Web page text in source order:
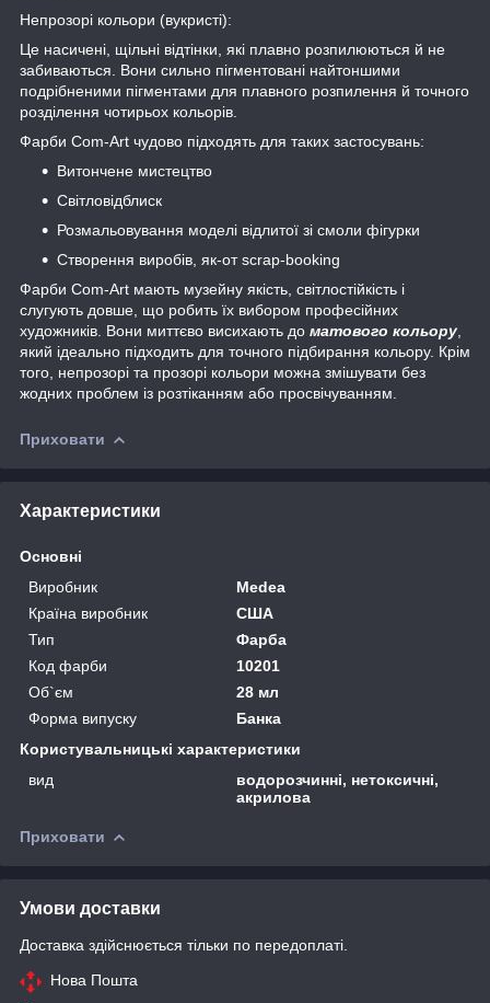
Непрозорі кольори (вукристі):
Це насичені, щільні відтінки, які плавно розпилюються й не
забиваються. Вони сильно пігментовані найтоншими
подрібненими пігментами для плавного розпилення й точного
розділення чотирьох кольорів.
Фарби Com-Art чудово підходять для таких застосувань:
Витончене мистецтво
Світловідблиск
Розмальовування моделі відлитої зі смоли фігурки
Створення виробів, як-от scrap-booking
Фарби Com-Art мають музейну якість, світлостійкість і
слугують довше, що робить їх вибором професійних
художників. Вони миттєво висихають до матового кольору
який ідеально підходить для точного підбирання кольору. Крім
того, непрозорі та прозорі кольори можна змішувати без
жодних проблем із розтіканням або просвічуванням.
Приховати
Характеристики
Основні
Виробник
Medea
Країна виробник
США
Тип
Фарба
Код фарби
10201
Об`єм
28 мл
Форма випуску
Банка
Користувальницькі характеристики
вид
водорозчинні, нетоксичні,
акрилова
Приховати
Умови доставки
Доставка здійснюється тільки по передоплаті.
Нова Пошта